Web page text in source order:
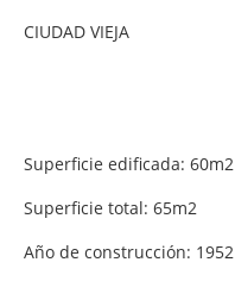
CIUDAD VIEJA
Superficie edificada: 60m2
Superficie total: 65m2
Año de construcción: 1952